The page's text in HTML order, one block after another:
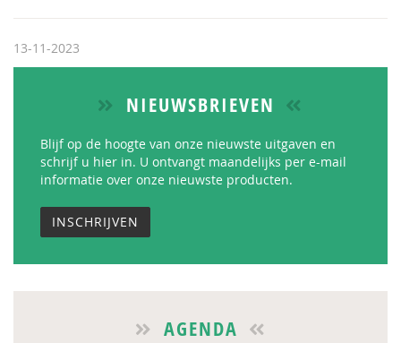
13-11-2023
NIEUWSBRIEVEN
Blijf op de hoogte van onze nieuwste uitgaven en
schrijf u hier in. U ontvangt maandelijks per e-mail
informatie over onze nieuwste producten.
INSCHRIJVEN
AGENDA